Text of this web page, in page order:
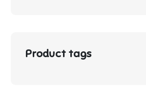
Product tags